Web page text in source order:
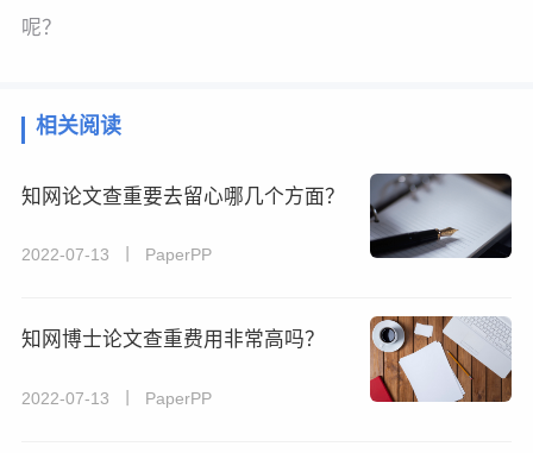
呢？
相关阅读
知网论文查重要去留心哪几个方面？
2022-07-13 丨 PaperPP
知网博士论文查重费用非常高吗？
2022-07-13 丨 PaperPP